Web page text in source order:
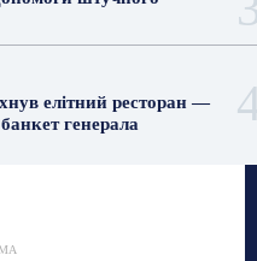
елітний ресторан —
генерала